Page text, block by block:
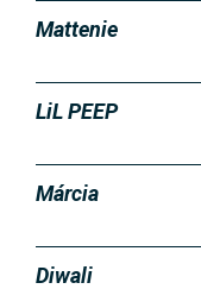
Mattenie
LiL PEEP
Márcia
Diwali